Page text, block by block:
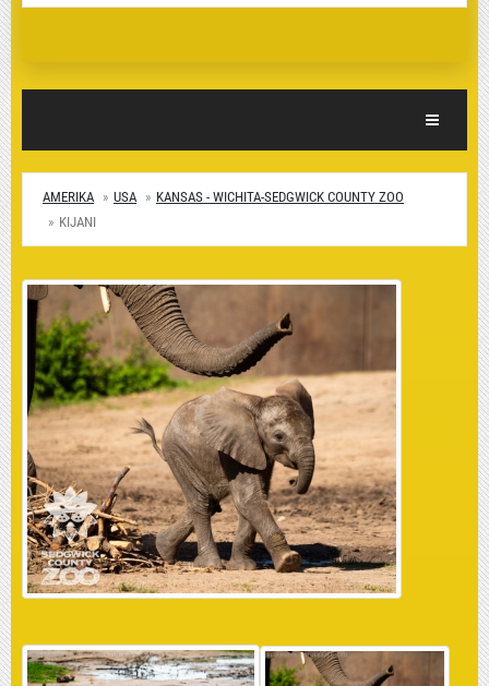
Toggle
AMERIKA USA
KANSAS - WICHITA-SEDGWICK COUNTY ZOO
KIJANI